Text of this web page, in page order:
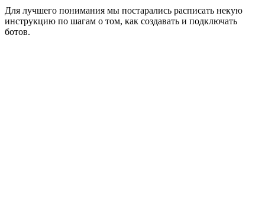
Для лучшего понимания мы постарались расписать некую
инструкцию по шагам о том, как создавать и подключать
ботов.